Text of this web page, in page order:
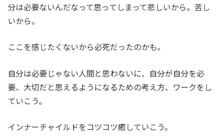
分は必要ないんだなって思ってしまって悲しいから。苦し
いから。
ここを感じたくないから必死だったのかも。
自分は必要じゃない人間と思わないに、自分が自分を必
要、大切だと思えるようになるための考え方、ワークをし
ていこう。
インナーチャイルドをコツコツ癒していこう。